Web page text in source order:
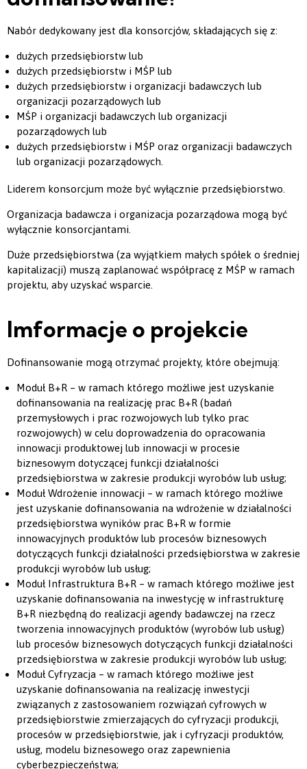
Nabór dedykowany jest dla konsorcjów, składających się z:
dużych przedsiębiorstw lub
dużych przedsiębiorstw i MŚP lub
dużych przedsiębiorstw i organizacji badawczych lub
organizacji pozarządowych lub
MŚP i organizacji badawczych lub organizacji
pozarządowych lub
dużych przedsiębiorstw i MŚP oraz organizacji badawczych
lub organizacji pozarządowych.
Liderem konsorcjum może być wyłącznie przedsiębiorstwo.
Organizacja badawcza i organizacja pozarządowa mogą być
wyłącznie konsorcjantami.
Duże przedsiębiorstwa (za wyjątkiem małych spółek o średniej
kapitalizacji) muszą zaplanować współpracę z MŚP w ramach
projektu, aby uzyskać wsparcie.
Imformacje o projekcie
Dofinansowanie mogą otrzymać projekty, które obejmują:
Moduł B+R – w ramach którego możliwe jest uzyskanie
dofinansowania na realizację prac B+R (badań
przemysłowych i prac rozwojowych lub tylko prac
rozwojowych) w celu doprowadzenia do opracowania
innowacji produktowej lub innowacji w procesie
biznesowym dotyczącej funkcji działalności
przedsiębiorstwa w zakresie produkcji wyrobów lub usług;
Moduł Wdrożenie innowacji – w ramach którego możliwe
jest uzyskanie dofinansowania na wdrożenie w działalności
przedsiębiorstwa wyników prac B+R w formie
innowacyjnych produktów lub procesów biznesowych
dotyczących funkcji działalności przedsiębiorstwa w zakresie
produkcji wyrobów lub usług;
Moduł Infrastruktura B+R – w ramach którego możliwe jest
uzyskanie dofinansowania na inwestycję w infrastrukturę
B+R niezbędną do realizacji agendy badawczej na rzecz
tworzenia innowacyjnych produktów (wyrobów lub usług)
lub procesów biznesowych dotyczących funkcji działalności
przedsiębiorstwa w zakresie produkcji wyrobów lub usług;
Moduł Cyfryzacja – w ramach którego możliwe jest
uzyskanie dofinansowania na realizację inwestycji
związanych z zastosowaniem rozwiązań cyfrowych w
przedsiębiorstwie zmierzających do cyfryzacji produkcji,
procesów w przedsiębiorstwie, jak i cyfryzacji produktów,
usług, modelu biznesowego oraz zapewnienia
cyberbezpieczeństwa;